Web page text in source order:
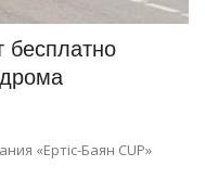
бесплатно
«Ертіс-Баян CUP»